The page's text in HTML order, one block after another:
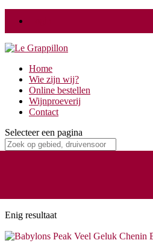
Home
Wie zijn wij?
Online bestellen
Wijnproeverij
Contact
Selecteer een pagina
Enig resultaat